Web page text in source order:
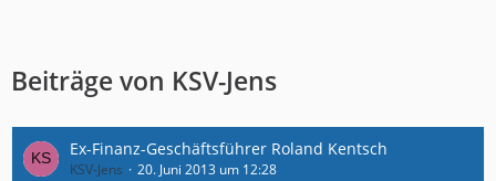
Beiträge von KSV-Jens
Ex-Finanz-Geschäftsführer Roland Kentsch
KSV-Jens 20. Juni 2013 um 12:28